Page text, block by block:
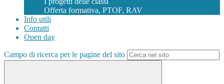
Offerta formativa, PTOF, RAV
Info utili
Contatti
Open day
Campo di ricerca per le pagine del sito